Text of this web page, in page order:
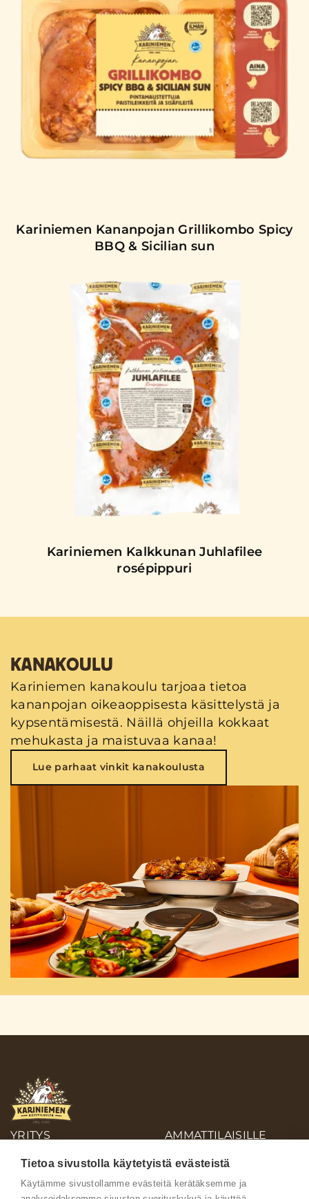
Kariniemen Kananpojan Grillikombo Spicy
BBQ & Sicilian sun
Kariniemen Kalkkunan Juhlafilee
rosépippuri
KANAKOULU
Kariniemen kanakoulu tarjoaa tietoa
kananpojan oikeaoppisesta käsittelystä ja
kypsentämisestä. Näillä ohjeilla kokkaat
mehukasta ja maistuvaa kanaa!
Lue parhaat vinkit kanakoulusta
YRITYS
AMMATTILAISILLE
AINEISTOPANKKI
Tietoa sivustolla käytetyistä evästeistä
Käytämme sivustollamme evästeitä kerätäksemme ja